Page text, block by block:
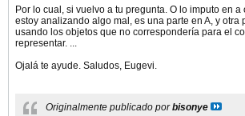
Por lo cual, si vuelvo a tu pregunta. O lo imputo en a
estoy analizando algo mal, es una parte en A, y otra
usando los objetos que no correspondería para el
representar. ...
Ojalá te ayude. Saludos, Eugevi.
Originalmente publicado porbisonye